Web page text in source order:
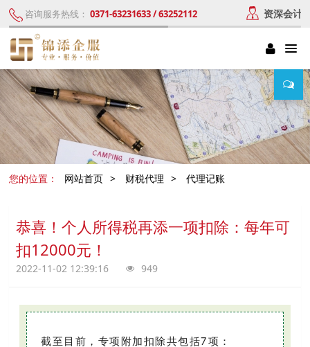
咨询服务热线： 0371-63231633 / 63252112 资深会计
您的位置： 网站首页 > 财税代理 > 代理记账
恭喜！个人所得税再添一项扣除：每年可
扣12000元！
2022-11-02 12:39:16 949
截至目前，专项附加扣除共包括7项：